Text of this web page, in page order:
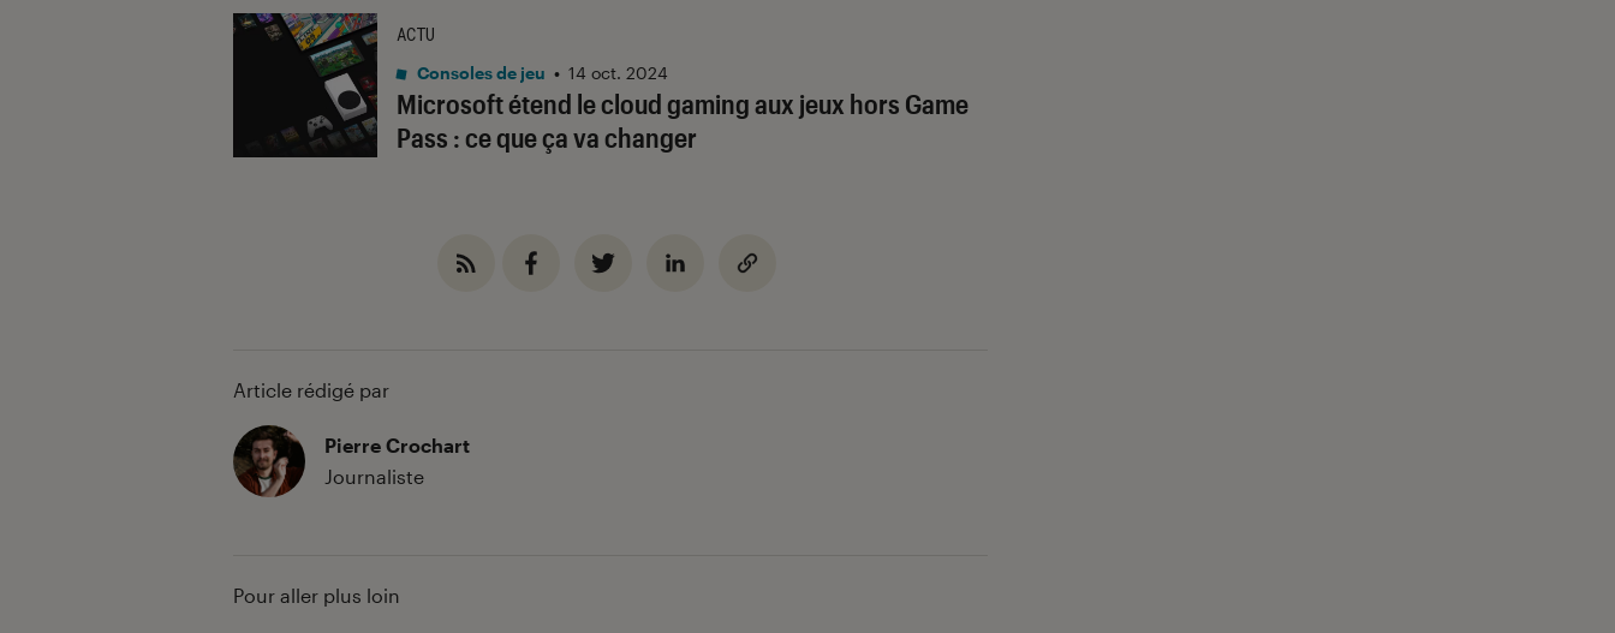
Microsoft étend le cloud gaming aux jeux hors Game
Pass : ce que ça va changer
ACTU
Consoles de jeu • 14 oct. 2024
Article rédigé par
Pierre Crochart
Journaliste
Pour aller plus loin